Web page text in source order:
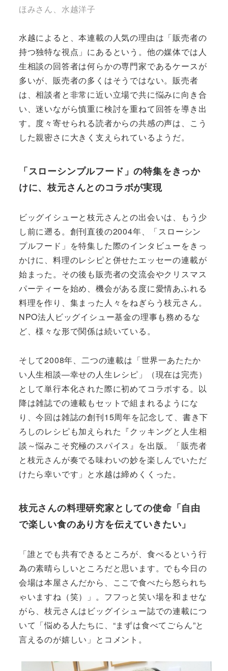
ほみさん、水越洋子
水越によると、本連載の人気の理由は「販売者の
持つ独特な視点」にあるという。他の媒体では人
生相談の回答者は何らかの専門家であるケースが
多いが、販売者の多くはそうではない。販売者
は、相談者と非常に近い立場で共に悩みに向き合
い、迷いながら慎重に検討を重ねて回答を導き出
す。度々寄せられる読者からの共感の声は、こう
した親密さに大きく支えられているようだ。
「スローシンプルフード」の特集をきっか
けに、枝元さんとのコラボが実現
ビッグイシューと枝元さんとの出会いは、もう少
し前に遡る。創刊直後の2004年、「スローシン
プルフード」を特集した際のインタビューをきっ
かけに、料理のレシピと併せたエッセーの連載が
始まった。その後も販売者の交流会やクリスマス
パーティーを始め、機会がある度に愛情あふれる
料理を作り、集まった人々をねぎらう枝元さん。
NPO法人ビッグイシュー基金の理事も務めるな
ど、様々な形で関係は続いている。
そして2008年、二つの連載は「世界一あたたか
い人生相談―幸せの人生レシピ」（現在は完売）
として単行本化された際に初めてコラボする。以
降は雑誌での連載もセットで組まれるようにな
り、今回は雑誌の創刊15周年を記念して、書き下
ろしのレシピも加えられた『クッキングと人生相
談～悩みこそ究極のスパイス』を出版。「販売者
と枝元さんが奏でる味わいの妙を楽しんでいただ
けたら幸いです」と水越は締めくくった。
枝元さんの料理研究家としての使命「自由
で楽しい食のあり方を伝えていきたい」
「誰とでも共有できるところが、食べるという行
為の素晴らしいところだと思います。でも今日の
会場は本屋さんだから、ここで食べたら怒られち
ゃいますね（笑）」。フフっと笑い場を和ませな
がら、枝元さんはビッグイシュー誌での連載につ
いて「悩める人たちに、“まずは食べてごらん”と
言えるのが嬉しい」とコメント。